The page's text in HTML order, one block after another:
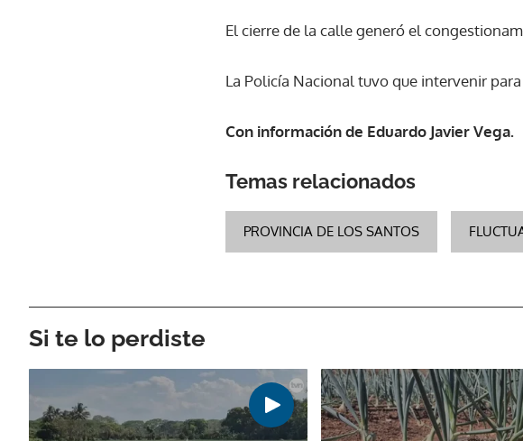
El cierre de la calle generó el
La Policía Nacional tuvo que intervenir para
Con información de Eduardo Javier Vega.
Temas relacionados
PROVINCIA DE LOS SANTOS
Si te lo perdiste